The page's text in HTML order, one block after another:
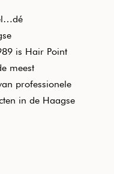
is Hair Point
meest
professionele
in de Haagse